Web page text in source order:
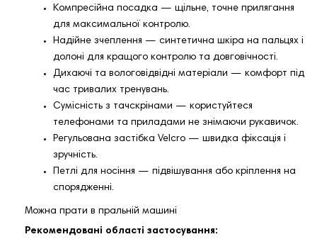
Компресійна посадка — щільне, точне прилягання
для максимальної контролю.
Надійне зчеплення — синтетична шкіра на пальцях і
долоні для кращого контролю та довговічності.
Дихаючі та вологовідвідні матеріали — комфорт під
час тривалих тренувань.
Сумісність з тачскрінами — користуйтеся
телефонами та приладами не знімаючи рукавичок.
Регульована застібка Velcro — швидка фіксація і
зручність.
Петлі для носіння — підвішування або кріплення на
спорядженні.
Можна прати в пральній машині
Рекомендовані області застосування: